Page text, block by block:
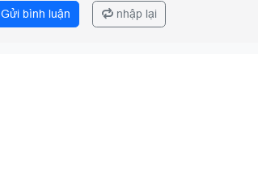
Gửi bình luận nhập lại